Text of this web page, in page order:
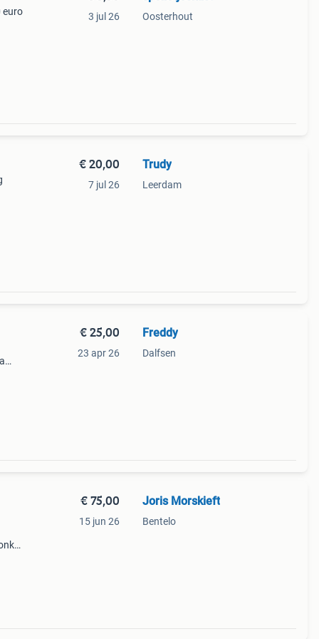
euro 3 jul 26 Oosterhout
€ 20,00
7 jul 26
Trudy
Leerdam
€ 25,00
23 apr 26
Freddy
Dalfsen
€ 75,00
15 jun 26
Joris Morskieft
Bentelo